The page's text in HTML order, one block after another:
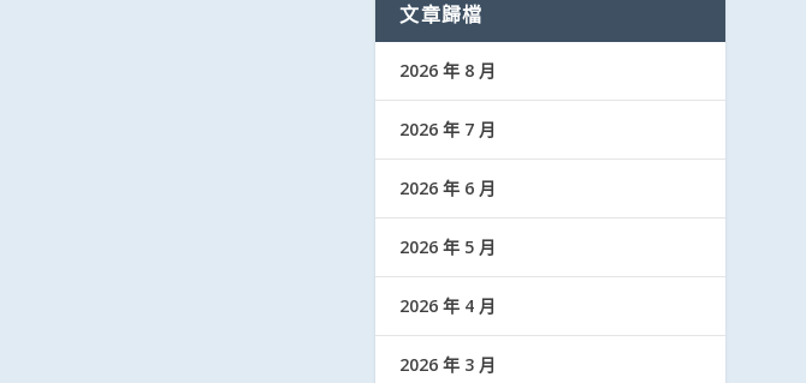
文章歸檔
2026 年 8 月
2026 年 7 月
2026 年 6 月
2026 年 5 月
2026 年 4 月
2026 年 3 月